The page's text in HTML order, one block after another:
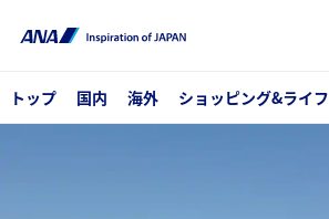
トップ 国内 海外 ショッピング&ライフ